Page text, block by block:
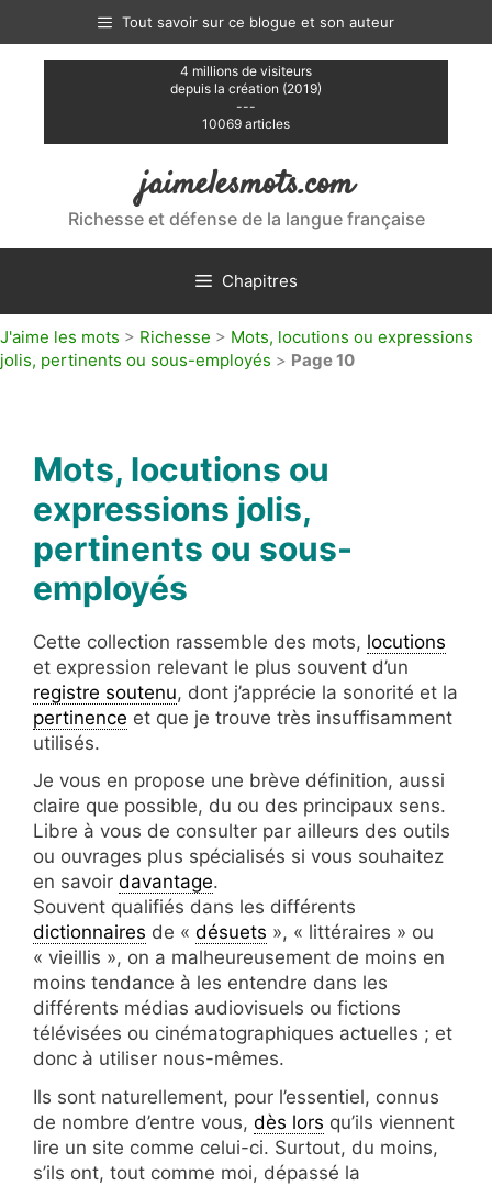
contenu
Tout savoir sur ce blogue et son auteur
4 millions de visiteurs
depuis la création (2019)
---
10069 articles
jaimelesmots.com
Richesse et défense de la langue française
Chapitres
J'aime les mots > Richesse > Mots, locutions ou expressions
jolis, pertinents ou sous-employés > Page 10
Mots, locutions ou
expressions jolis,
pertinents ou sous-
employés
Cette collection rassemble des mots, locutions
et expression relevant le plus souvent d’un
registre soutenu, dont j’apprécie la sonorité et la
pertinence et que je trouve très insuffisamment
utilisés.
Je vous en propose une brève définition, aussi
claire que possible, du ou des principaux sens.
Libre à vous de consulter par ailleurs des outils
ou ouvrages plus spécialisés si vous souhaitez
en savoir davantage.
Souvent qualifiés dans les différents
dictionnaires de « désuets », « littéraires » ou
« vieillis », on a malheureusement de moins en
moins tendance à les entendre dans les
différents médias audiovisuels ou fictions
télévisées ou cinématographiques actuelles ; et
donc à utiliser nous-mêmes.
Ils sont naturellement, pour l’essentiel, connus
de nombre d’entre vous, dès lors qu’ils viennent
lire un site comme celui-ci. Surtout, du moins,
s’ils ont, tout comme moi, dépassé la